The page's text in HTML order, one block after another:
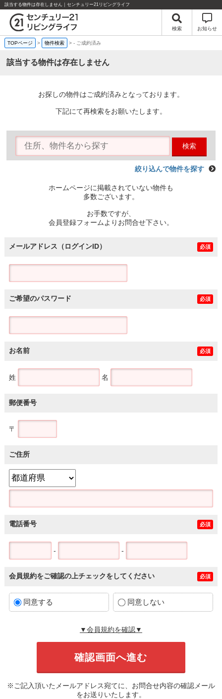
該当する物件は存在しません｜センチュリー21リビングライフ
検索 お知らせ
TOPページ > 物件検索 >- ご成約済み
該当する物件は存在しません
お探しの物件はご成約済みとなっております。
下記にて再検索をお願いたします。
検索
絞り込んで物件を探す
ホームページに掲載されていない物件も
多数ございます。
お手数ですが、
会員登録フォームよりお問合せ下さい。
メールアドレス（ログインID） 必須
ご希望のパスワード 必須
お名前 必須
姓 名
郵便番号
〒
ご住所
電話番号 必須
- -
会員規約をご確認の上チェックをしてください 必須
同意する 同意しない
▼会員規約を確認▼
※ご記入頂いたメールアドレス宛てに、お問合せ内容の確認メール
をお送りいたします。